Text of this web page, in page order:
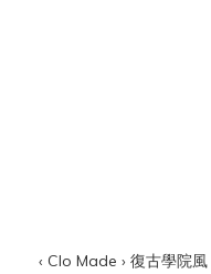
‹ Clo Made › 復古學院風